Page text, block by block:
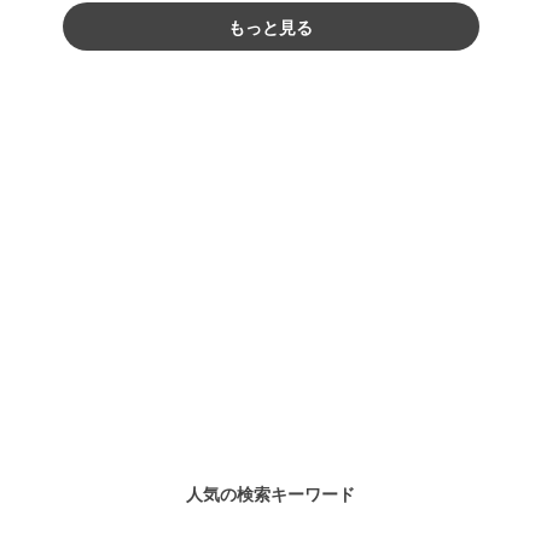
もっと見る
人気の検索キーワード